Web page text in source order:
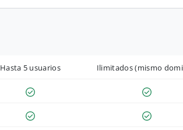
Hasta 5 usuarios Ilimitados (mismo